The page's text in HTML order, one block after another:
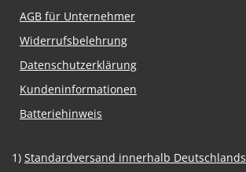
AGB für Unternehmer
Widerrufsbelehrung
Datenschutzerklärung
Kundeninformationen
Batteriehinweis
1) Standardversand innerhalb Deutschlands